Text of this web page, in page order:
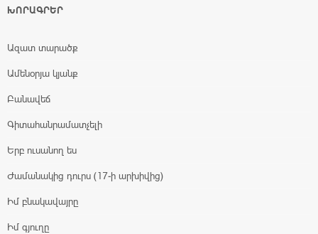
ԽՈՐԱԳՐԵՐ
Ազատ տարածք
Ամենօրյա կյանք
Բանավեճ
Գիտահանրամատչելի
Երբ ուսանող ես
Ժամանակից դուրս (17-ի արխիվից)
Իմ բնակավայրը
Իմ գյուղը